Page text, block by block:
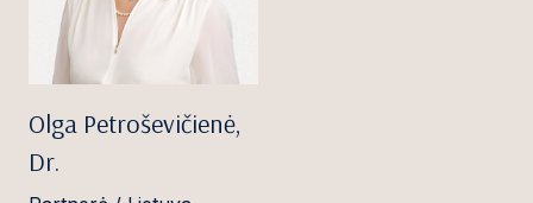
Olga Petroševičienė,
Dr.